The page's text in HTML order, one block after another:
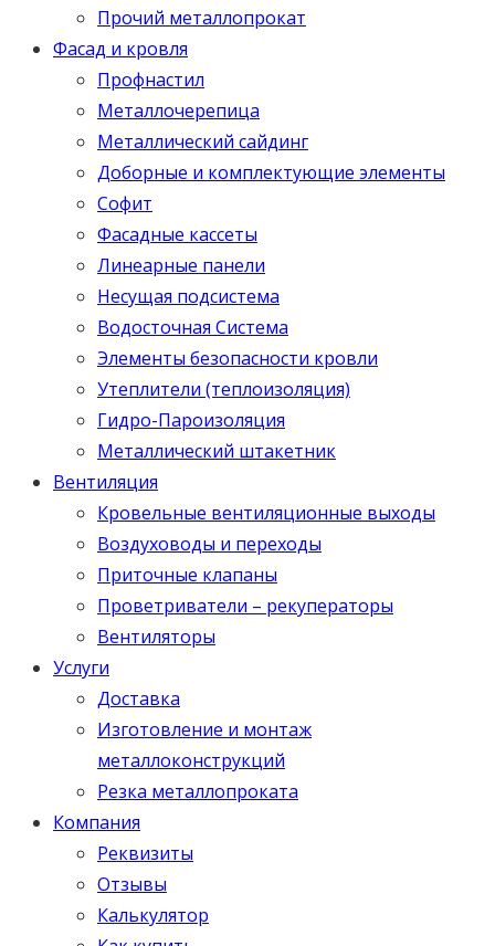
Прочий металлопрокат
Фасад и кровля
Профнастил
Металлочерепица
Металлический сайдинг
Доборные и комплектующие элементы
Софит
Фасадные кассеты
Линеарные панели
Несущая подсистема
Водосточная Система
Элементы безопасности кровли
Утеплители (теплоизоляция)
Гидро-Пароизоляция
Металлический штакетник
Вентиляция
Кровельные вентиляционные выходы
Воздуховоды и переходы
Приточные клапаны
Проветриватели – рекуператоры
Вентиляторы
Услуги
Доставка
Изготовление и монтаж
металлоконструкций
Резка металлопроката
Компания
Реквизиты
Отзывы
Калькулятор